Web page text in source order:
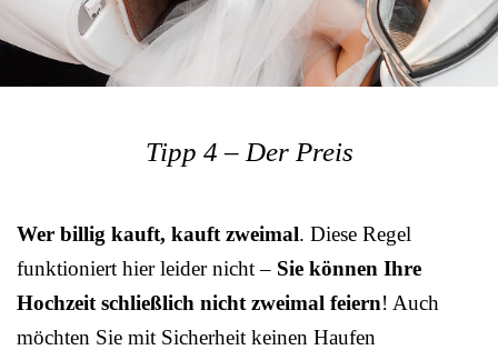
Tipp 4 – Der Preis
Wer billig kauft, kauft zweimal. Diese Regel
funktioniert hier leider nicht – Sie können Ihre
Hochzeit schließlich nicht zweimal feiern! Auch
möchten Sie mit Sicherheit keinen Haufen